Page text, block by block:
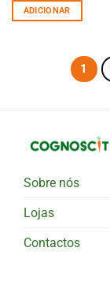
ADICIONAR
1
Sobre nós
Lojas
Contactos